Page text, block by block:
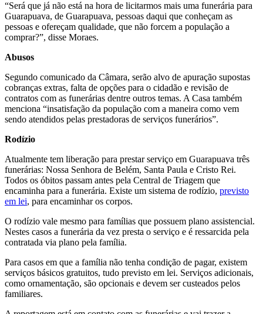
“Será que já não está na hora de licitarmos mais uma funerária para
Guarapuava, de Guarapuava, pessoas daqui que conheçam as
pessoas e ofereçam qualidade, que não forcem a população a
comprar?”, disse Moraes.
Abusos
Segundo comunicado da Câmara, serão alvo de apuração supostas
cobranças extras, falta de opções para o cidadão e revisão de
contratos com as funerárias dentre outros temas. A Casa também
menciona “insatisfação da população com a maneira como vem
sendo atendidos pelas prestadoras de serviços funerários”.
Rodízio
Atualmente tem liberação para prestar serviço em Guarapuava três
funerárias: Nossa Senhora de Belém, Santa Paula e Cristo Rei.
Todos os óbitos passam antes pela Central de Triagem que
encaminha para a funerária. Existe um sistema de rodízio, previsto
em lei, para encaminhar os corpos.
O rodízio vale mesmo para famílias que possuem plano assistencial.
Nestes casos a funerária da vez presta o serviço e é ressarcida pela
contratada via plano pela família.
Para casos em que a família não tenha condição de pagar, existem
serviços básicos gratuitos, tudo previsto em lei. Serviços adicionais,
como ornamentação, são opcionais e devem ser custeados pelos
familiares.